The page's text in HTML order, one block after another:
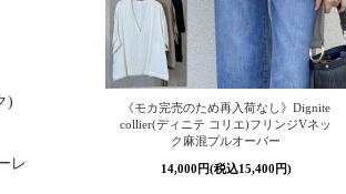
《モカ完売のため再入荷なし》Dignite
collier(ディニテ コリエ)フリンジVネッ
ク麻混プルオーバー
14,000円(税込15,400円)
)
レ